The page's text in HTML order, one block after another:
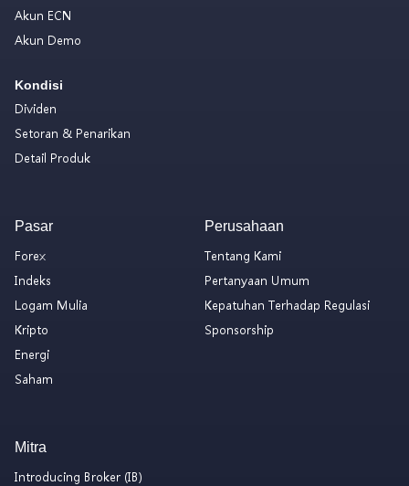
Akun ECN
Akun Demo
Kondisi
Dividen
Setoran & Penarikan
Detail Produk
Pasar
Forex
Indeks
Logam Mulia
Kripto
Energi
Saham
Perusahaan
Tentang Kami
Pertanyaan Umum
Kepatuhan Terhadap Regulasi
Sponsorship
Mitra
Introducing Broker (IB)